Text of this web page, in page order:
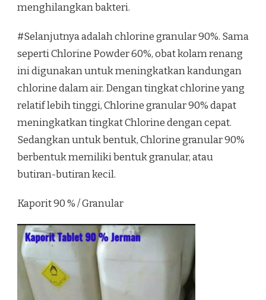
menghilangkan bakteri.
#Selanjutnya adalah chlorine granular 90%. Sama
seperti Chlorine Powder 60%, obat kolam renang
ini digunakan untuk meningkatkan kandungan
chlorine dalam air. Dengan tingkat chlorine yang
relatif lebih tinggi, Chlorine granular 90% dapat
meningkatkan tingkat Chlorine dengan cepat.
Sedangkan untuk bentuk, Chlorine granular 90%
berbentuk memiliki bentuk granular, atau
butiran-butiran kecil.
Kaporit 90 % / Granular